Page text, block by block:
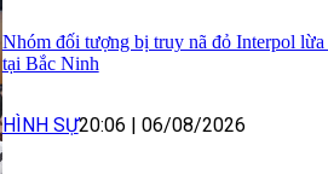
Nhóm đối tượng bị truy nã đỏ Interpol
tại Bắc Ninh
HÌNH SỰ20:06 | 06/08/2026